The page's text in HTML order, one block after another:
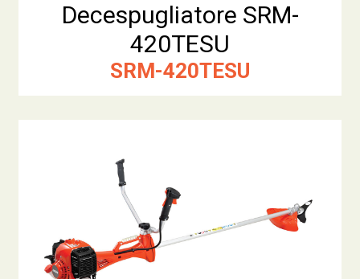
Decespugliatore SRM-
420TESU
SRM-420TESU